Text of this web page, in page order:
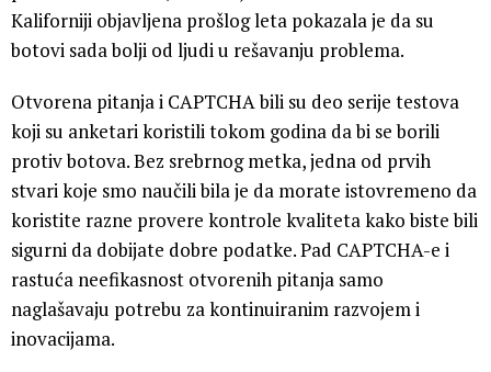
Kaliforniji objavljena prošlog leta pokazala je da su
botovi sada bolji od ljudi u rešavanju problema.
Otvorena pitanja i CAPTCHA bili su deo serije testova
koji su anketari koristili tokom godina da bi se borili
protiv botova. Bez srebrnog metka, jedna od prvih
stvari koje smo naučili bila je da morate istovremeno da
koristite razne provere kontrole kvaliteta kako biste bili
sigurni da dobijate dobre podatke. Pad CAPTCHA-e i
rastuća neefikasnost otvorenih pitanja samo
naglašavaju potrebu za kontinuiranim razvojem i
inovacijama.